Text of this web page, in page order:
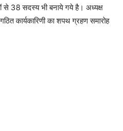
से 38 सदस्य भी बनाये गये है। अध्यक्ष
कार्यकारिणी का शपथ ग्रहण समारोह